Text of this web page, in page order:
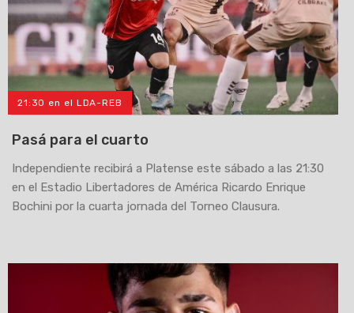
21:30 en el LDA-REB
Pasá para el cuarto
Independiente recibirá a Platense este sábado a las 21:30
en el Estadio Libertadores de América Ricardo Enrique
Bochini por la cuarta jornada del Torneo Clausura.